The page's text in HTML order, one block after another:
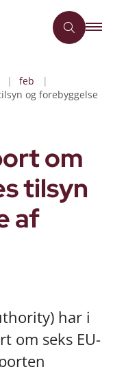
feb
og forebyggelse
om
tilsyn
af
har i
om seks EU-